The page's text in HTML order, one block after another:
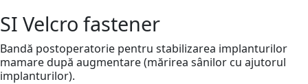
SI Velcro fastener
Bandă postoperatorie pentru stabilizarea implanturilor
mamare după augmentare (mărirea sânilor cu ajutorul
implanturilor).